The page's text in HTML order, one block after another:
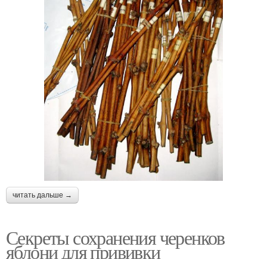
читать дальше →
Секреты сохранения черенков
яблони для прививки